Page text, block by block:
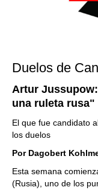
Duelos de
Artur
una ruleta rusa"
El que fue candidato
los duelos
Por Dagobert
Esta semana
(Rusia), uno de los